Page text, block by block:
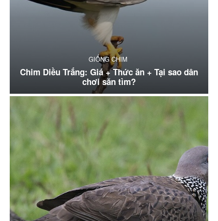
GIỐNG CHIM
Chim Diều Trắng: Giá + Thức ăn + Tại sao dân
chơi săn tìm?